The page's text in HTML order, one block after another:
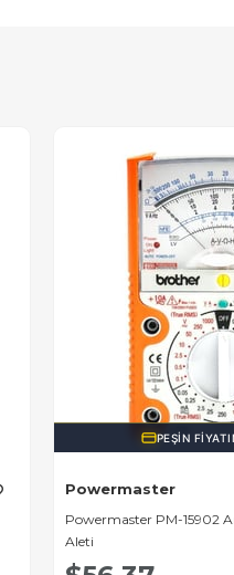
PEŞIN
Powermaster
Powermaster PM-15902
Aleti